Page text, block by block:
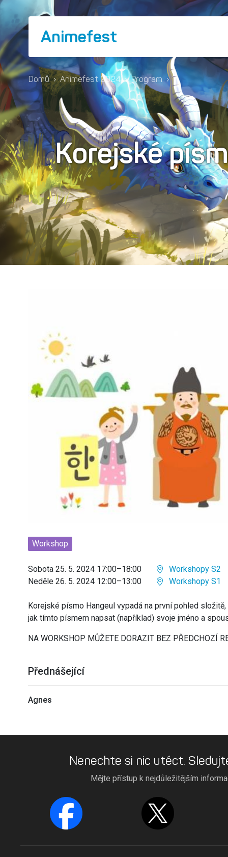
Animefest
Domů › Animefest 2024 › Program ›
Korejské
Workshop
Sobota 25. 5. 2024 17:00–18:00
Workshopy S2
Neděle 26. 5. 2024 12:00–13:00
Workshopy S1
Korejské písmo Hangeul vypadá na první pohled
jak tímto písmem napsat (například) svoje jméno a
NA WORKSHOP MŮŽETE DORAZIT BEZ PŘEDCHOZÍ
Přednášející
Agnes
Nenechte si nic utéct.
Mějte přístup k nejdůležitějším